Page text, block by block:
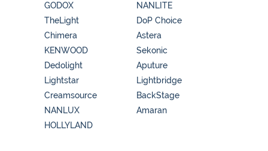
GODOX
NANLITE
TheLight
Chimera
KENWOOD
Dedolight
Lightstar
Creamsource
NANLUX
HOLLYLAND
DoP Choice
Astera
Sekonic
Aputure
Lightbridge
BackStage
Amaran